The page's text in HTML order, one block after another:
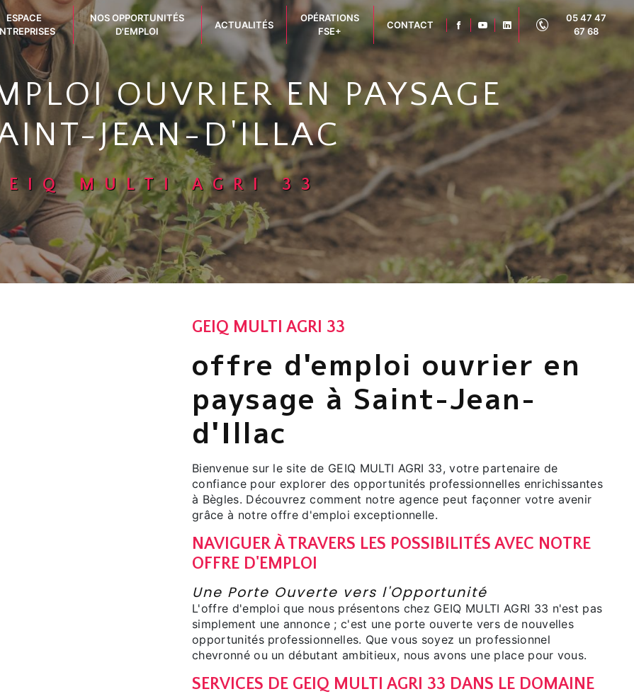
ESPACE
NOS OPPORTUNITÉS
D'EMPLOI
ACTUALITÉS
OPÉRATIONS
FSE+
CONTACT
05 47 47
67 68
OUVRIER EN PAYSAGE
JEAN-D'ILLAC
MULTI AGRI 33
GEIQ MULTI AGRI 33
offre d'emploi ouvrier en
paysage à Saint-Jean-
d'Illac
Bienvenue sur le site de GEIQ MULTI AGRI 33, votre partenaire de
confiance pour explorer des opportunités professionnelles enrichissantes
à Bègles. Découvrez comment notre agence peut façonner votre avenir
grâce à notre offre d'emploi exceptionnelle.
NAVIGUER À TRAVERS LES POSSIBILITÉS AVEC NOTRE
OFFRE D'EMPLOI
Une Porte Ouverte vers l'Opportunité
L'offre d'emploi que nous présentons chez GEIQ MULTI AGRI 33 n'est pas
simplement une annonce ; c'est une porte ouverte vers de nouvelles
opportunités professionnelles. Que vous soyez un professionnel
chevronné ou un débutant ambitieux, nous avons une place pour vous.
SERVICES DE GEIQ MULTI AGRI 33 DANS LE DOMAINE